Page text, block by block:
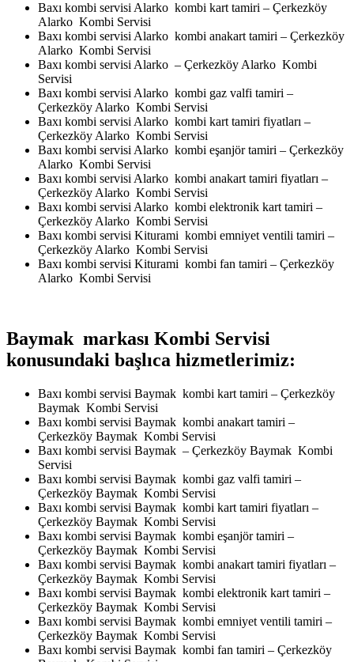
Baxı kombi servisi Alarko kombi kart tamiri – Çerkezköy
Alarko Kombi Servisi
Baxı kombi servisi Alarko kombi anakart tamiri – Çerkezköy
Alarko Kombi Servisi
Baxı kombi servisi Alarko – Çerkezköy Alarko Kombi
Servisi
Baxı kombi servisi Alarko kombi gaz valfi tamiri –
Çerkezköy Alarko Kombi Servisi
Baxı kombi servisi Alarko kombi kart tamiri fiyatları –
Çerkezköy Alarko Kombi Servisi
Baxı kombi servisi Alarko kombi eşanjör tamiri – Çerkezköy
Alarko Kombi Servisi
Baxı kombi servisi Alarko kombi anakart tamiri fiyatları –
Çerkezköy Alarko Kombi Servisi
Baxı kombi servisi Alarko kombi elektronik kart tamiri –
Çerkezköy Alarko Kombi Servisi
Baxı kombi servisi Kiturami kombi emniyet ventili tamiri –
Çerkezköy Alarko Kombi Servisi
Baxı kombi servisi Kiturami kombi fan tamiri – Çerkezköy
Alarko Kombi Servisi
Baymak markası Kombi Servisi
konusundaki başlıca hizmetlerimiz:
Baxı kombi servisi Baymak kombi kart tamiri – Çerkezköy
Baymak Kombi Servisi
Baxı kombi servisi Baymak kombi anakart tamiri –
Çerkezköy Baymak Kombi Servisi
Baxı kombi servisi Baymak – Çerkezköy Baymak Kombi
Servisi
Baxı kombi servisi Baymak kombi gaz valfi tamiri –
Çerkezköy Baymak Kombi Servisi
Baxı kombi servisi Baymak kombi kart tamiri fiyatları –
Çerkezköy Baymak Kombi Servisi
Baxı kombi servisi Baymak kombi eşanjör tamiri –
Çerkezköy Baymak Kombi Servisi
Baxı kombi servisi Baymak kombi anakart tamiri fiyatları –
Çerkezköy Baymak Kombi Servisi
Baxı kombi servisi Baymak kombi elektronik kart tamiri –
Çerkezköy Baymak Kombi Servisi
Baxı kombi servisi Baymak kombi emniyet ventili tamiri –
Çerkezköy Baymak Kombi Servisi
Baxı kombi servisi Baymak kombi fan tamiri – Çerkezköy